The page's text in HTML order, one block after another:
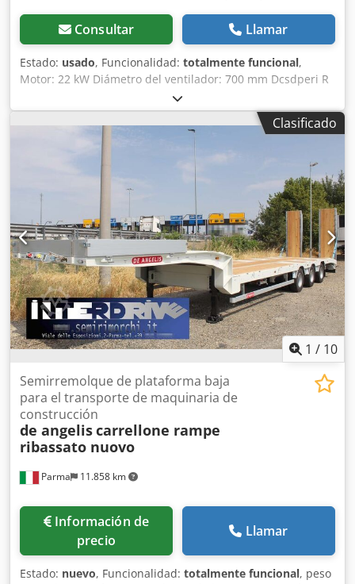
Consultar Llamar
Estado: usado, Funcionalidad: totalmente funcional,
Motor: 22 kW Diámetro del ventilador: 700 mm Dcsdperi R
Duofx Adhok Longitud: 2500 mm
Clasificado
1 / 10
Parma 11.858 km
Semirremolque de plataforma baja
para el transporte de maquinaria de
construcción
de angeliscarrellone rampe
ribassato nuovo
Información de
precio
Llamar
Estado: nuevo, Funcionalidad: totalmente funcional, peso